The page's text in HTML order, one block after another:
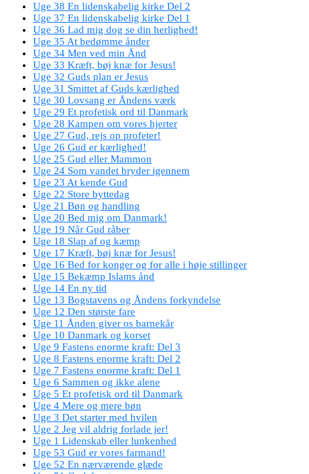
Uge 38 En lidenskabelig kirke Del 2
Uge 37 En lidenskabelig kirke Del 1
Uge 36 Lad mig dog se din herlighed!
Uge 35 At bedømme ånder
Uge 34 Men ved min Ånd
Uge 33 Kræft, bøj knæ for Jesus!
Uge 32 Guds plan er Jesus
Uge 31 Smittet af Guds kærlighed
Uge 30 Lovsang er Åndens værk
Uge 29 Et profetisk ord til Danmark
Uge 28 Kampen om vores hjerter
Uge 27 Gud, rejs op profeter!
Uge 26 Gud er kærlighed!
Uge 25 Gud eller Mammon
Uge 24 Som vandet bryder igennem
Uge 23 At kende Gud
Uge 22 Store byttedag
Uge 21 Bøn og handling
Uge 20 Bed mig om Danmark!
Uge 19 Når Gud råber
Uge 18 Slap af og kæmp
Uge 17 Kræft, bøj knæ for Jesus!
Uge 16 Bed for konger og for alle i høje stillinger
Uge 15 Bekæmp Islams ånd
Uge 14 En ny tid
Uge 13 Bogstavens og Åndens forkyndelse
Uge 12 Den største fare
Uge 11 Ånden giver os barnekår
Uge 10 Danmark og korset
Uge 9 Fastens enorme kraft: Del 3
Uge 8 Fastens enorme kraft: Del 2
Uge 7 Fastens enorme kraft: Del 1
Uge 6 Sammen og ikke alene
Uge 5 Et profetisk ord til Danmark
Uge 4 Mere og mere bøn
Uge 3 Det starter med hvilen
Uge 2 Jeg vil aldrig forlade jer!
Uge 1 Lidenskab eller lunkenhed
Uge 53 Gud er vores farmand!
Uge 52 En nærværende glæde